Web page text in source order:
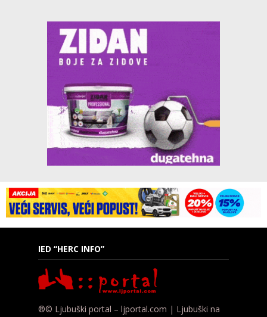
IED “HERC INFO”
®© Ljubuški portal – ljportal.com | Ljubuški na